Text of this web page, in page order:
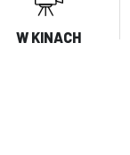
W KINACH